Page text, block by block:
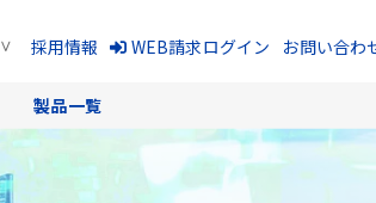
製品一覧
採用情報 WEB請求ログイン お問い合わ